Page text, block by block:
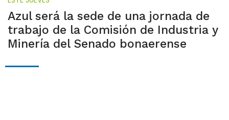
Azul será la sede de una jornada de
trabajo de la Comisión de Industria y
Minería del Senado bonaerense